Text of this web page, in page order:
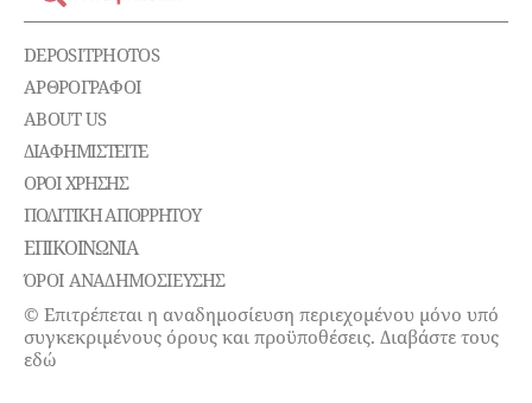
DEPOSITPHOTOS
ΑΡΘΡΟΓΡΑΦΟΙ
ABOUT US
ΔΙΑΦΗΜΙΣΤΕΊΤΕ
ΌΡΟΙ ΧΡΉΣΗΣ
ΠΟΛΙΤΙΚΉ ΑΠΟΡΡΉΤΟΥ
ΕΠΙΚΟΙΝΩΝΊΑ
ΌΡΟΙ ΑΝΑΔΗΜΟΣΙΕΥΣΗΣ
© Επιτρέπεται η αναδημοσίευση περιεχομένου μόνο υπό
συγκεκριμένους όρους και προϋποθέσεις. Διαβάστε τους
εδώ